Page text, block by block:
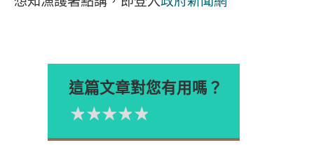
這篇文章對您有用嗎？
Please rate
4星
3星
2星
1星